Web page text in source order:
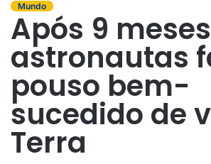
Mundo
Após 9
astronautas
pouso bem-
sucedido de
Terra